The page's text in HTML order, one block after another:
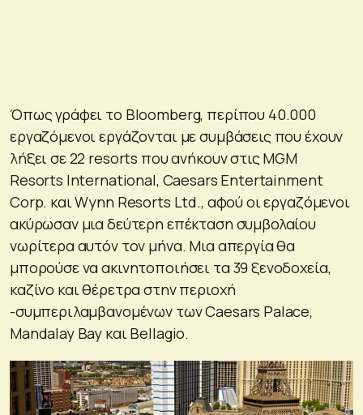
Όπως γράφει το Bloomberg, περίπου 40.000
εργαζόμενοι εργάζονται με συμβάσεις που έχουν
λήξει σε 22 resorts που ανήκουν στις MGM
Resorts International, Caesars Entertainment
Corp. και Wynn Resorts Ltd., αφού οι εργαζόμενοι
ακύρωσαν μια δεύτερη επέκταση συμβολαίου
νωρίτερα αυτόν τον μήνα. Μια απεργία θα
μπορούσε να ακινητοποιήσει τα 39 ξενοδοχεία,
καζίνο και θέρετρα στην περιοχή
-συμπεριλαμβανομένων των Caesars Palace,
Mandalay Bay και Bellagio.